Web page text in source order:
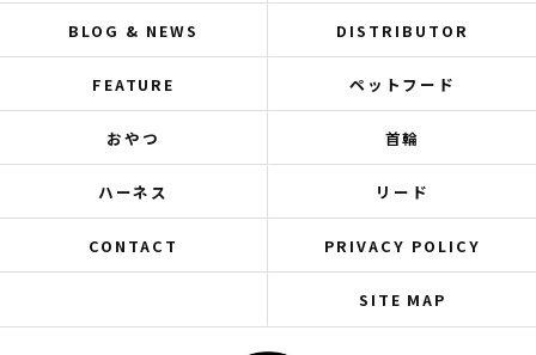
BLOG & NEWS DISTRIBUTOR
FEATURE ペットフード
おやつ 首輪
ハーネス リード
CONTACT PRIVACY POLICY
SITE MAP